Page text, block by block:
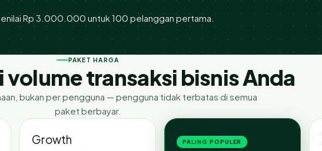
Rp 3.000.000 untuk 100 pelanggan pertama.
PAKET HARGA
volume transaksi bisnis Anda
bukan per pengguna — pengguna tidak terbatas di semua
paket berbayar.
Growth PALING POPULER